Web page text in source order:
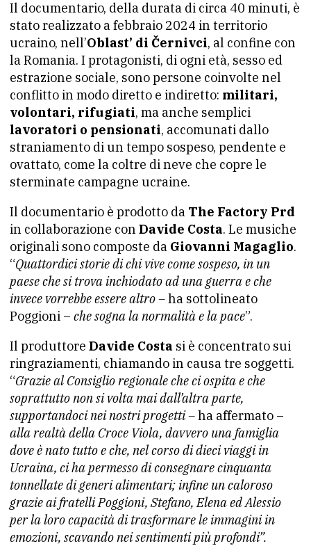
Il documentario, della durata di circa 40 minuti, è
stato realizzato a febbraio 2024 in territorio
ucraino, nell’Oblast’ di Černivci, al confine con
la Romania. I protagonisti, di ogni età, sesso ed
estrazione sociale, sono persone coinvolte nel
conflitto in modo diretto e indiretto: militari,
volontari, rifugiati, ma anche semplici
lavoratori o pensionati, accomunati dallo
straniamento di un tempo sospeso, pendente e
ovattato, come la coltre di neve che copre le
sterminate campagne ucraine.
Il documentario è prodotto da The Factory Prd
in collaborazione con Davide Costa. Le musiche
originali sono composte da Giovanni Magaglio.
“Quattordici storie di chi vive come sospeso, in un
paese che si trova inchiodato ad una guerra e che
invece vorrebbe essere altro –ha sottolineato
Poggioni – che sogna la normalità e la pace”.
Il produttore Davide Costa si è concentrato sui
ringraziamenti, chiamando in causa tre soggetti.
“Grazie al Consiglio regionale che ci ospita e che
soprattutto non si volta mai dall’altra parte,
supportandoci nei nostri progetti –ha affermato –
alla realtà della Croce Viola, davvero una famiglia
dove è nato tutto e che, nel corso di dieci viaggi in
Ucraina, ci ha permesso di consegnare cinquanta
tonnellate di generi alimentari; infine un caloroso
grazie ai fratelli Poggioni, Stefano, Elena ed Alessio
per la loro capacità di trasformare le immagini in
emozioni, scavando nei sentimenti più profondi”.